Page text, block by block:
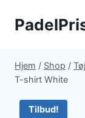
Hjem / Shop / Tøj
T-shirt White
Tilbud!